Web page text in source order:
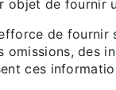
objet de fournir
de
omissions, des
ces